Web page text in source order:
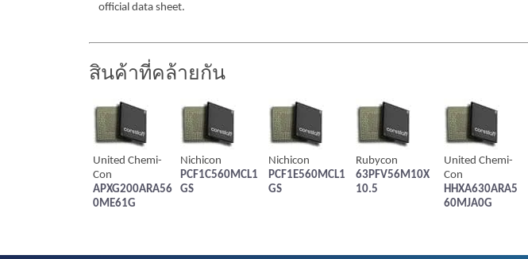
official data sheet.
สินค้าที่คล้ายกัน
United Chemi-
Con
APXG200ARA56
0ME61G
Nichicon
PCF1C560MCL1
GS
Nichicon
PCF1E560MCL1
GS
Rubycon
63PFV56M10X
10.5
United Chemi-
Con
HHXA630ARA5
60MJA0G